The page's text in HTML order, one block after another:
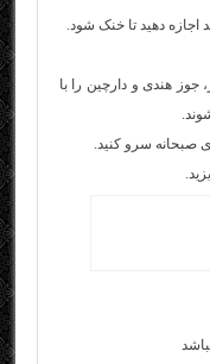
اجازه دهید تا خنک شود.
هندی و دارچین را با
صبحانه سرو کنید.